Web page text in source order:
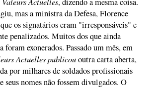
mas a ministra da Defesa, Florence
os signatários eram "irresponsáveis" e
penalizados. Muitos dos que ainda
foram exonerados. Passado um mês, em
Actuelles publicououtra carta aberta,
por milhares de soldados profissionais
seus nomes não fossem divulgados. O